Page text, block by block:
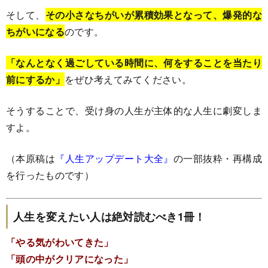
そして、 その小さなちがいが累積効果となって、爆発的な
ちがいになるのです。
「なんとなく過ごしている時間に、何をすることを当たり
前にするか」 をぜひ考えてみてください。
そうすることで、受け身の人生が主体的な人生に劇変しま
すよ。
（本原稿は 『人生アップデート大全』 の一部抜粋・再構成
を行ったものです）
人生を変えたい人は絶対読むべき1冊！
「やる気がわいてきた」
「頭の中がクリアになった」